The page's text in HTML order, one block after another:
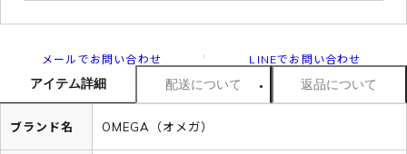
メールでお問い合わせ LINEでお問い合わせ
アイテム詳細 配送について 返品について
ブランド名 OMEGA（オメガ）